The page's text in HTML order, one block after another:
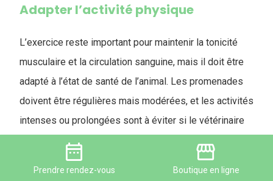
Adapter l’activité physique
L’exercice reste important pour maintenir la tonicité
musculaire et la circulation sanguine, mais il doit être
adapté à l’état de santé de l’animal. Les promenades
doivent être régulières mais modérées, et les activités
intenses ou prolongées sont à éviter si le vétérinaire
date_range
Prendrerendez-vous
storefront
Boutique en ligne